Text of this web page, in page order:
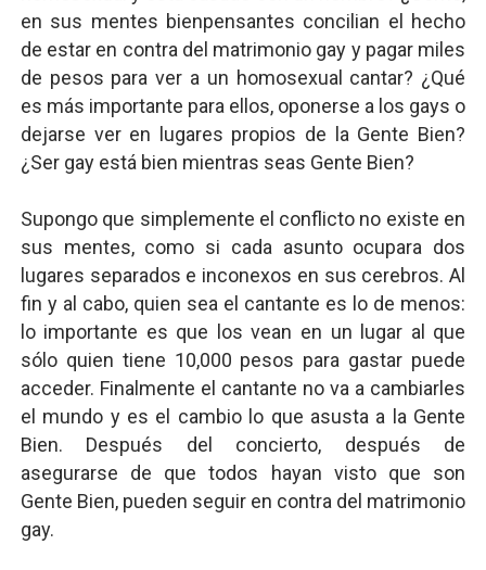
en sus mentes bienpensantes concilian el hecho
de estar en contra del matrimonio gay y pagar miles
de pesos para ver a un homosexual cantar? ¿Qué
es más importante para ellos, oponerse a los gays o
dejarse ver en lugares propios de la Gente Bien?
¿Ser gay está bien mientras seas Gente Bien?
Supongo que simplemente el conflicto no existe en
sus mentes, como si cada asunto ocupara dos
lugares separados e inconexos en sus cerebros. Al
fin y al cabo, quien sea el cantante es lo de menos:
lo importante es que los vean en un lugar al que
sólo quien tiene 10,000 pesos para gastar puede
acceder. Finalmente el cantante no va a cambiarles
el mundo y es el cambio lo que asusta a la Gente
Bien. Después del concierto, después de
asegurarse de que todos hayan visto que son
Gente Bien, pueden seguir en contra del matrimonio
gay.